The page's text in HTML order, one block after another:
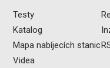
Testy
Katalog
Mapa nabíjecích stanic
Videa